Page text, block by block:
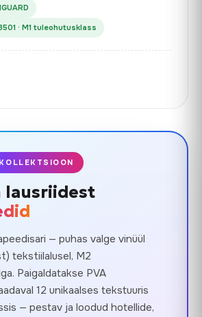
· M1 tuleohutusklass
lausriidest
— puhas valge vinüül
tekstiilalusel, M2
Paigaldatakse PVA
12 unikaalses tekstuuris
— pestav ja loodud hotellide,